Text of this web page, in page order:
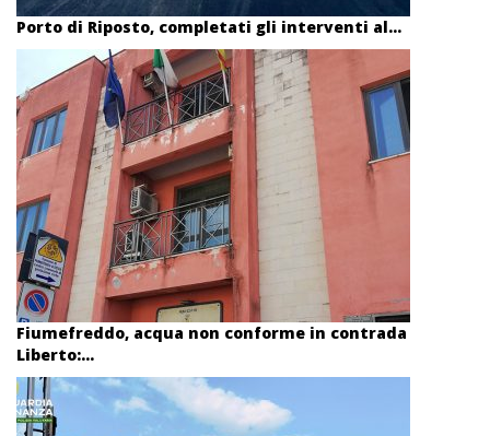
Porto di Riposto, completati gli interventi al...
Fiumefreddo, acqua non conforme in contrada
Liberto:...